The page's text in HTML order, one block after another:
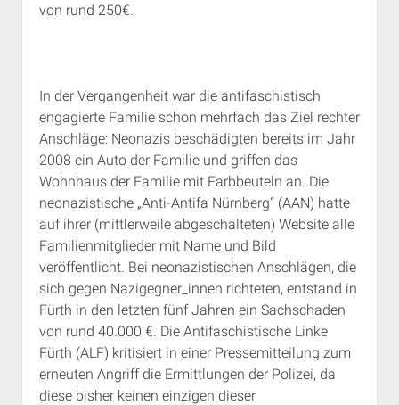
Bibliothek
Kontakt & PGP-Key
von rund 250€.
In der Vergangenheit war die antifaschistisch
engagierte Familie schon mehrfach das Ziel rechter
Anschläge: Neonazis beschädigten bereits im Jahr
2008 ein Auto der Familie und griffen das
Wohnhaus der Familie mit Farbbeuteln an. Die
neonazistische „Anti-Antifa Nürnberg“ (AAN) hatte
auf ihrer (mittlerweile abgeschalteten) Website alle
Familienmitglieder mit Name und Bild
veröffentlicht. Bei neonazistischen Anschlägen, die
sich gegen Nazigegner_innen richteten, entstand in
Fürth in den letzten fünf Jahren ein Sachschaden
von rund 40.000 €. Die Antifaschistische Linke
Fürth (ALF) kritisiert in einer Pressemitteilung zum
erneuten Angriff die Ermittlungen der Polizei, da
diese bisher keinen einzigen dieser